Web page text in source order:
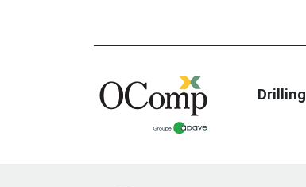
Drilling